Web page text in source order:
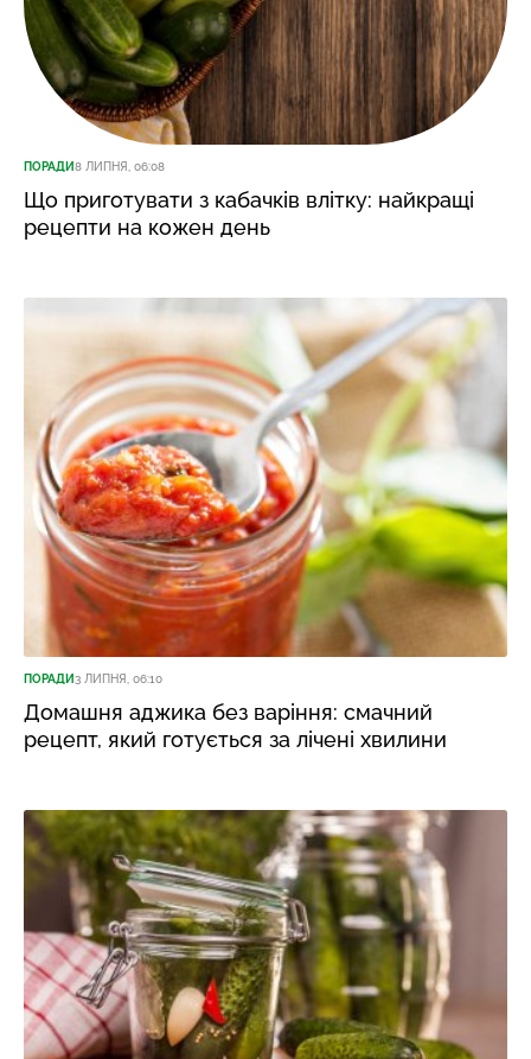
ПОРАДИ8 ЛИПНЯ, 06:08
Що приготувати з кабачків влітку: найкращі
рецепти на кожен день
ПОРАДИ3 ЛИПНЯ, 06:10
Домашня аджика без варіння: смачний
рецепт, який готується за лічені хвилини